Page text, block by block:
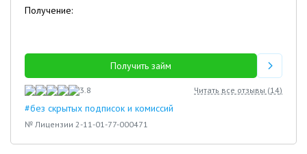
Получение:
Получить займ
3.8 Читать все отзывы (14)
#без скрытых подписок и комиссий
№ Лицензии 2-11-01-77-000471